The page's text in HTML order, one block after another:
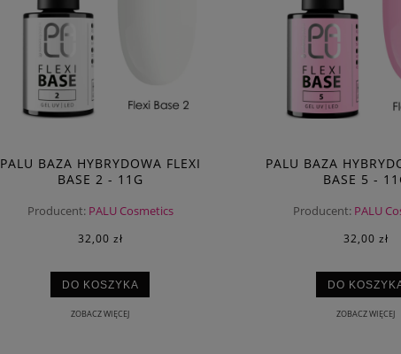
PALU BAZA HYBRYDOWA FLEXI
BASE 2 - 11G
Producent: PALU Cosmetics
32,00 zł
DO KOSZYKA
ZOBACZ WIĘCEJ
PALU BAZA
BASE 5 -
Producent: PALU
32,00 zł
DO
ZOBACZ WIĘCEJ